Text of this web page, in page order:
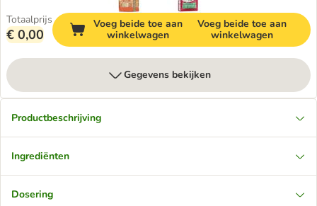
Totaalprijs
€ 0,00
Voeg beide toe aan
winkelwagen
Voeg beide toe aan
winkelwagen
Gegevens bekijken
Productbeschrijving
Ingrediënten
Dosering